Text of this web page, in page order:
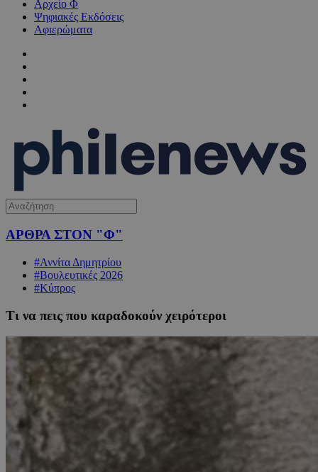
Αρχείο Φ
Ψηφιακές Εκδόσεις
Αφιερώματα
ΑΡΘΡΑ ΣΤΟΝ "Φ"
#Αννίτα Δημητρίου
#Βουλευτικές 2026
#Κύπρος
Τι να πεις που καραδοκούν χειρότεροι